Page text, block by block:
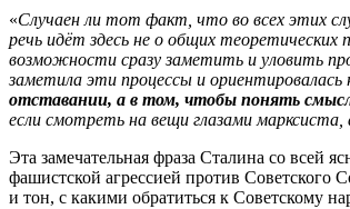
«Случаен ли тот факт, что во всех этих
речь идёт здесь не о общих теоретических
возможности сразу заметить и уловить
заметила эти процессы и ориентировалась
отставании, а в том, чтобы понять
если смотреть на вещи глазами
Эта замечательная фраза Сталина со всей
фашистской агрессией против Советского
и тон, с какими обратиться к Советскому